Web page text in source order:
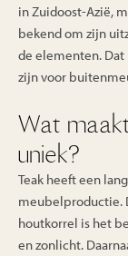
in Zuidoost-Azië,
bekend om zijn
de elementen.
zijn voor
Wat
uniek?
Teak heeft een
meubelproductie.
houtkorrel is het
en zonlicht.